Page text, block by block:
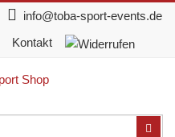
info@toba-sport-events.de
Kontakt